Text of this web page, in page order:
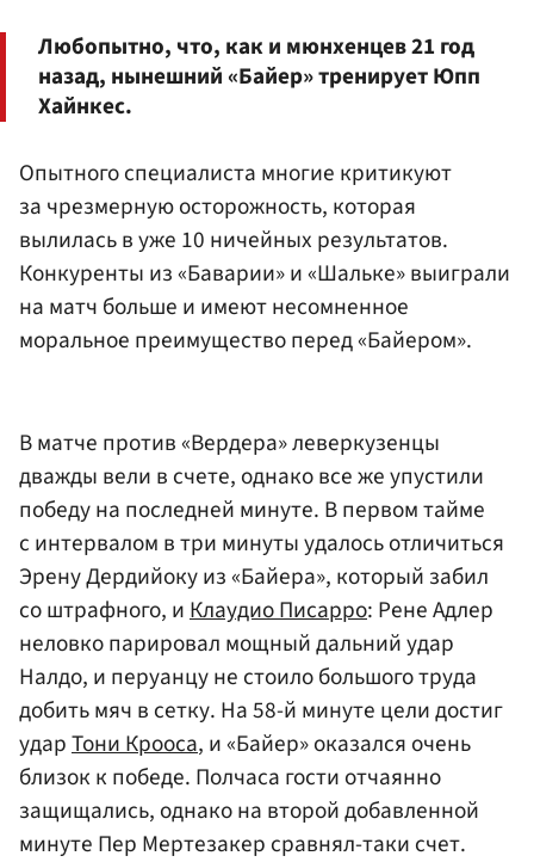
Любопытно, что, как и мюнхенцев 21 год
назад, нынешний «Байер» тренирует Юпп
Хайнкес.
Опытного специалиста многие критикуют
за чрезмерную осторожность, которая
вылилась в уже 10 ничейных результатов.
Конкуренты из «Баварии» и «Шальке» выиграли
на матч больше и имеют несомненное
моральное преимущество перед «Байером».
В матче против «Вердера» леверкузенцы
дважды вели в счете, однако все же упустили
победу на последней минуте. В первом тайме
с интервалом в три минуты удалось отличиться
Эрену Дердийоку из «Байера», который забил
со штрафного, иКлаудио Писарро: Рене Адлер
неловко парировал мощный дальний удар
Налдо, и перуанцу не стоило большого труда
добить мяч в сетку. На 58-й минуте цели достиг
ударТони Крооса, и «Байер» оказался очень
близок к победе. Полчаса гости отчаянно
защищались, однако на второй добавленной
минуте Пер Мертезакер сравнял-таки счет.